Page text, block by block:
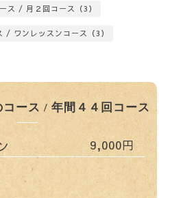
ス / 月２回コース（3）
/ ワンレッスンコース（3）
ース / 年間４４回コース
9,000円